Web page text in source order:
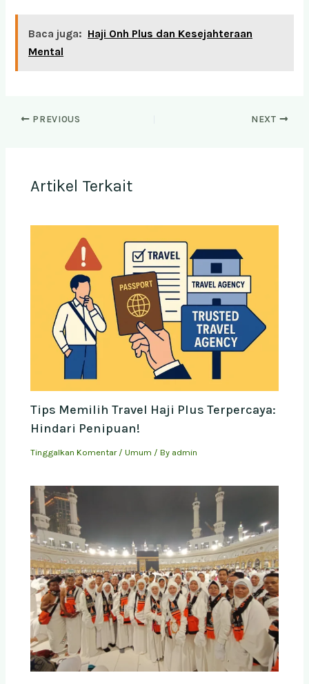
Baca juga: Haji Onh Plus dan Kesejahteraan
Mental
PREVIOUS NEXT
Artikel Terkait
Tips Memilih Travel Haji Plus Terpercaya:
Hindari Penipuan!
Tinggalkan Komentar /Umum / By admin